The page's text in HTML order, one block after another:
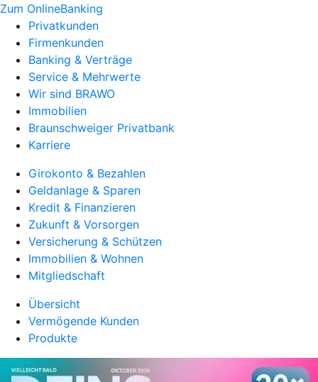
Zum OnlineBanking
Privatkunden
Firmenkunden
Banking & Verträge
Service & Mehrwerte
Wir sind BRAWO
Immobilien
Braunschweiger Privatbank
Karriere
Girokonto & Bezahlen
Geldanlage & Sparen
Kredit & Finanzieren
Zukunft & Vorsorgen
Versicherung & Schützen
Immobilien & Wohnen
Mitgliedschaft
Übersicht
Vermögende Kunden
Produkte